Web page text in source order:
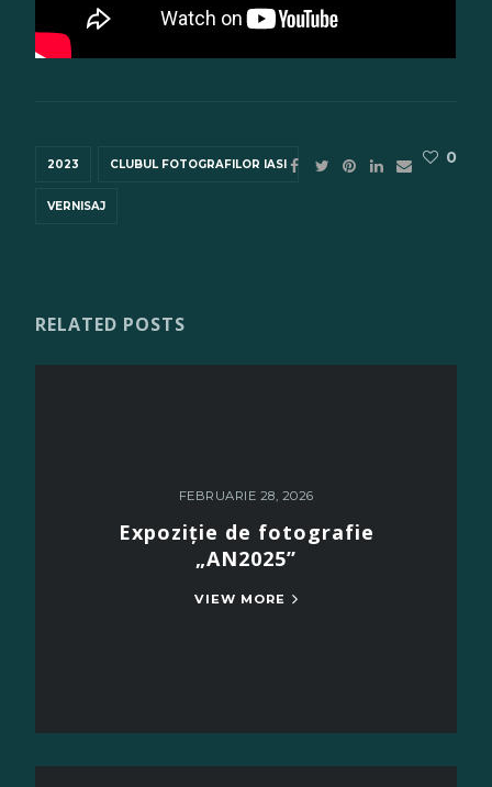
2023 CLUBUL FOTOGRAFILOR IASI
VERNISAJ
0
RELATED POSTS
FEBRUARIE 28, 2026
Expoziție de fotografie
„AN2025”
VIEW MORE